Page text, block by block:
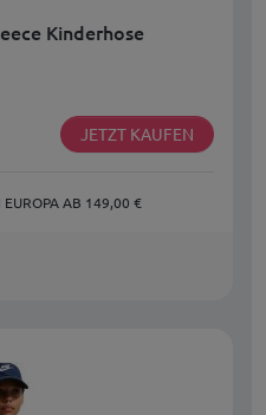
Kinderhose
JETZT KAUFEN
EUROPA AB 149,00 €